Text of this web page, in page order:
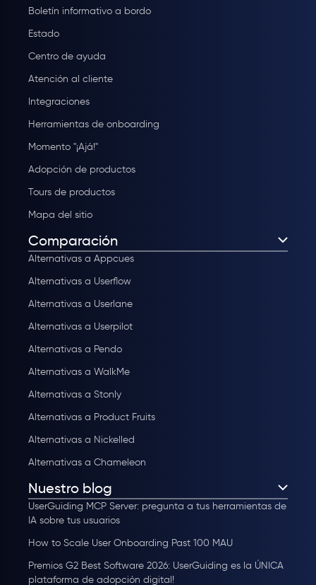
Boletín informativo a bordo
Estado
Centro de ayuda
Atención al cliente
Integraciones
Herramientas de onboarding
Momento "¡Ajá!"
Adopción de productos
Tours de productos
Mapa del sitio
Comparación
Alternativas a Appcues
Alternativas a Userflow
Alternativas a Userlane
Alternativas a Userpilot
Alternativas a Pendo
Alternativas a WalkMe
Alternativas a Stonly
Alternativas a Product Fruits
Alternativas a Nickelled
Alternativas a Chameleon
Nuestro blog
UserGuiding MCP Server: pregunta a tus herramientas de
IA sobre tus usuarios
How to Scale User Onboarding Past 100 MAU
Premios G2 Best Software 2026: UserGuiding es la ÚNICA
plataforma de adopción digital!